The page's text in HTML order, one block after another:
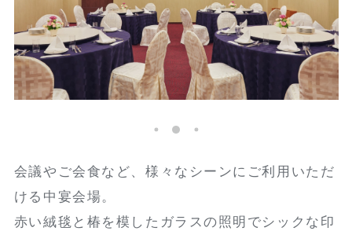
会議やご会食など、様々なシーンにご利用いただ
ける中宴会場。
赤い絨毯と椿を模したガラスの照明でシックな印